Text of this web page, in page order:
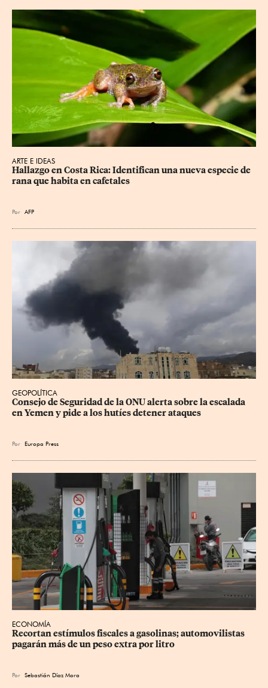
ARTE E IDEAS
Hallazgo en Costa Rica: Identifican una nueva especie de
rana que habita en cafetales
Por AFP
GEOPOLÍTICA
Consejo de Seguridad de la ONU alerta sobre la escalada
en Yemen y pide a los hutíes detener ataques
Por Europa Press
ECONOMÍA
Recortan estímulos fiscales a gasolinas; automovilistas
pagarán más de un peso extra por litro
Por Sebastián Díaz Mora